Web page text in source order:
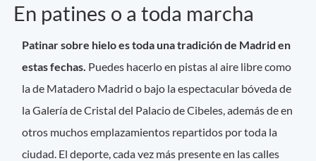
En patines o a toda marcha
Patinar sobre hielo es toda una tradición de Madrid en
estas fechas. Puedes hacerlo en pistas al aire libre como
la de Matadero Madrid o bajo la espectacular bóveda de
la Galería de Cristal del Palacio de Cibeles, además de en
otros muchos emplazamientos repartidos por toda la
ciudad. El deporte, cada vez más presente en las calles